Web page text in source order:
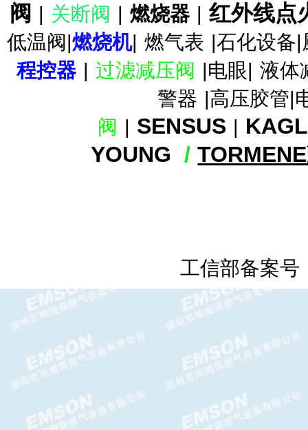
FRNG调压器/零压阀FRNG比
例调压器
FRM中压减压阀DN65-DN80
FRM减压阀-DUNGS中压减压
阀
阀 | 关断阀 | 燃烧器 | 红外线点
低温阀|燃烧机| 燃气表 |石化设备
程控器 | 过滤减压阀 |电眼| 液体
警器 |高压胶管|
阀 | SENSUS |
YOUNG /
工信部备案号